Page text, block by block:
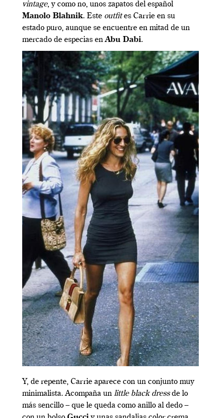
vintage, y como no, unos zapatos del español
Manolo Blahnik. Este outfites Carrie en su
estado puro, aunque se encuentre en mitad de un
mercado de especias enAbu Dabi.
Y, de repente, Carrie aparece con un conjunto muy
minimalista. Acompaña un little black dressde lo
más sencillo – que le queda como anillo al dedo –